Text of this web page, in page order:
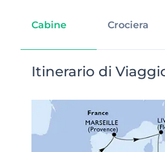
Cabine Crociera
Itinerario di